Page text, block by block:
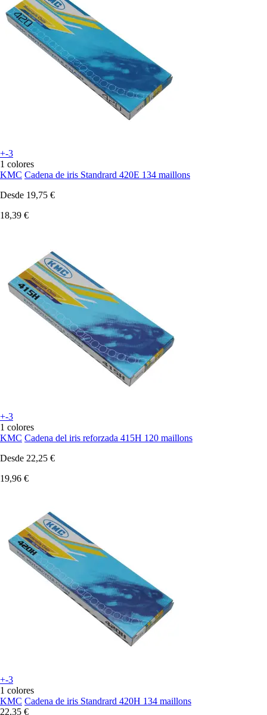
+-3
1 colores
KMC Cadena de iris Standrard 420E 134 maillons
Desde 19,75 €
18,39 €
+-3
1 colores
KMC Cadena del iris reforzada 415H 120 maillons
Desde 22,25 €
19,96 €
+-3
1 colores
KMC Cadena de iris Standrard 420H 134 maillons
22,35 €